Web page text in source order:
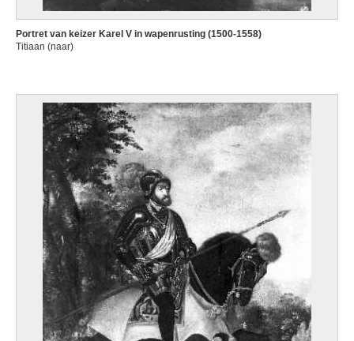
Portret van keizer Karel V in wapenrusting (1500-1558)
Titiaan (naar)